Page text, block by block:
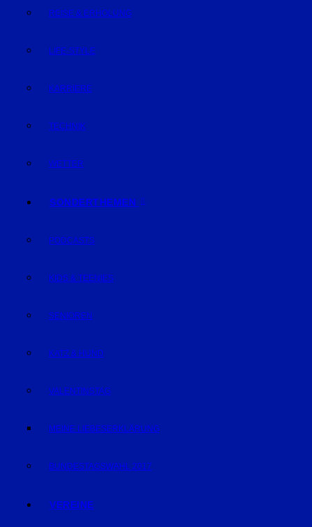
REISE & ERHOLUNG
LIFE-STYLE
KARRIERE
TECHNIK
WETTER
SONDERTHEMEN
PODCASTS
KIDS & TEENIES
SENIOREN
KATZ & HUND
VALENTINSTAG
MEINE LIEBESERKLÄRUNG
BUNDESTAGSWAHL 2017
VEREINE